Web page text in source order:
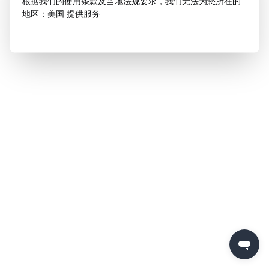
地区：美国 提供服务